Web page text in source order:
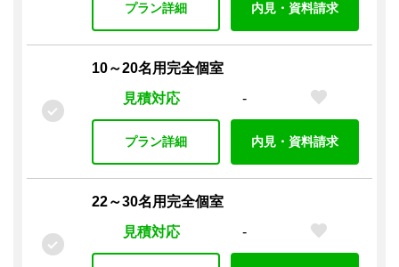
プラン詳細 内見・資料請求
10～20名用完全個室
見積対応
-
プラン詳細 内見・資料請求
22～30名用完全個室
見積対応
-